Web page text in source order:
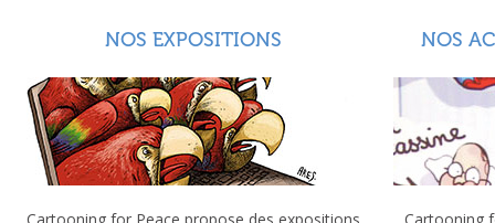
NOS EXPOSITIONS NOS